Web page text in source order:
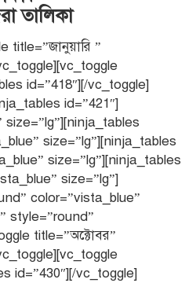
তালিকা
”
id=”418″][/vc_toggle]
id=”421″]
size=”lg”][ninja_tables
size=”lg”][ninja_tables
size=”lg”][ninja_tables
size=”lg”]
color=”vista_blue”
style=”round”
title=”অক্টোবর”
id=”430″][/vc_toggle]